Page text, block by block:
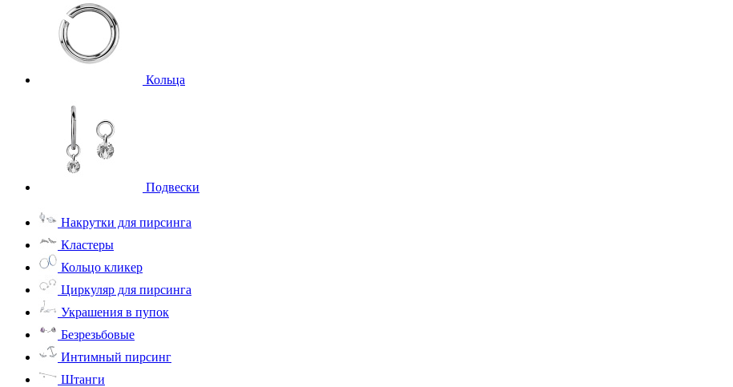
Кольца
Подвески
Накрутки для пирсинга
Кластеры
Кольцо кликер
Циркуляр для пирсинга
Украшения в пупок
Безрезьбовые
Интимный пирсинг
Штанги